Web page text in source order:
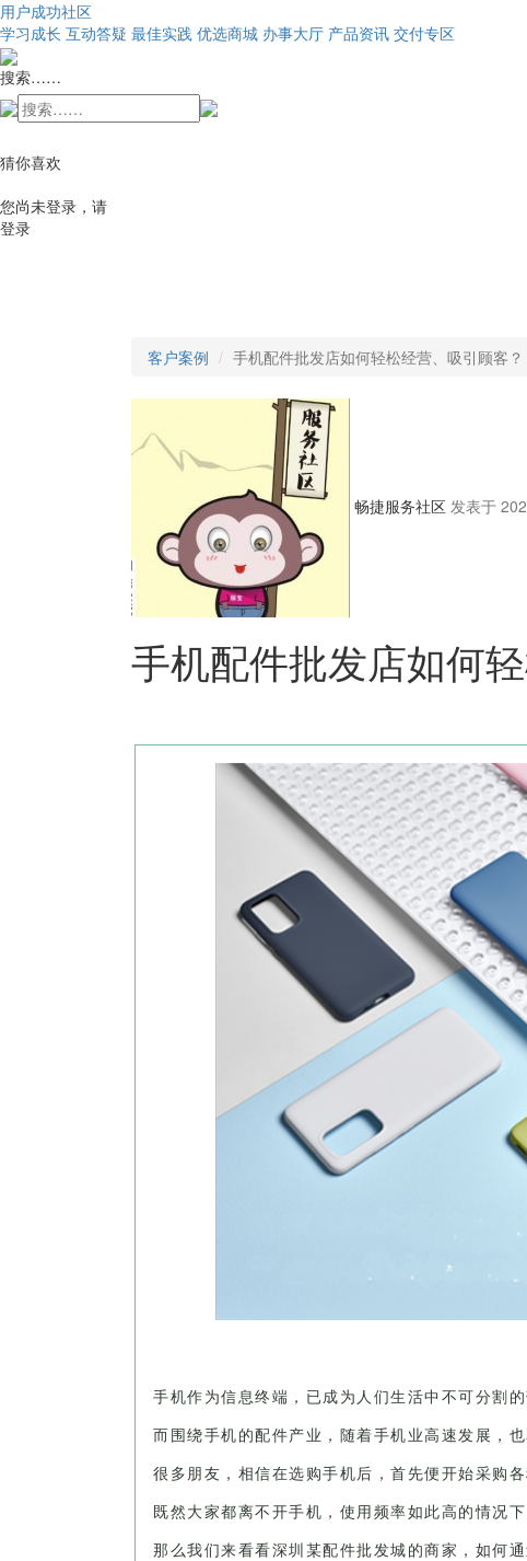
用户成功社区
学习成长 互动答疑 最佳实践 优选商城 办事大厅 产品资讯 交付专区
搜索……
猜你喜欢
您尚未登录，请
登录
客户案例 手机配件批发店如何轻松经营、吸引顾客？
畅捷服务社区 发表于
手机配件批发店如何
手机作为信息终端，已成为人们生活中不可分割的
而围绕手机的配件产业，随着手机业高速发展，也
很多朋友，相信在选购手机后，首先便开始采购
既然大家都离不开手机，使用频率如此高的情况下
那么我们来看看深圳某配件批发城的商家，如何